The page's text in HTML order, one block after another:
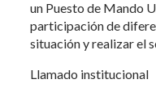
un Puesto de Mando
participación de
situación y realizar el
Llamado institucional